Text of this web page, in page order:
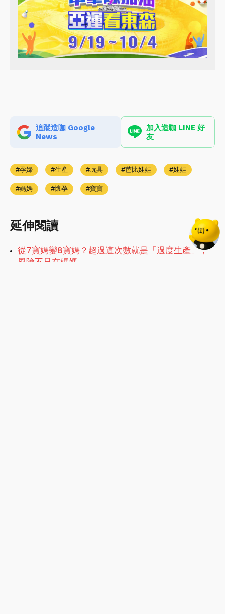
追蹤造咖 Google
News
加入造咖 LINE 好
友
孕婦 生產 玩具 芭比娃娃 娃娃
媽媽 懷孕 寶寶
延伸閱讀
從7寶媽變8寶媽？超過這次數就是「過度生產」，
風險不只在媽媽